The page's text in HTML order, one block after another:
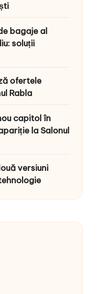
bagaje al
soluții
ofertele
Rabla
capitol în
la Salonul
versiuni